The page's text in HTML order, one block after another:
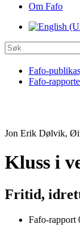
Om Fafo
Fafo-
Fafo-
Jon Erik Dølvik,
Kluss i
Fritid,
Fafo-rapport